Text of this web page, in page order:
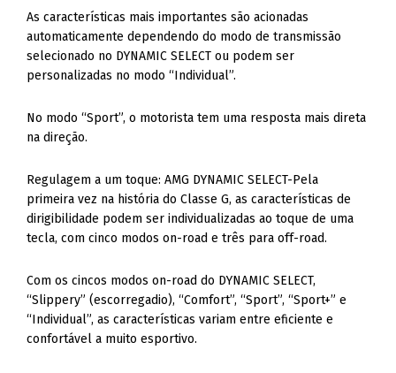
As características mais importantes são acionadas
automaticamente dependendo do modo de transmissão
selecionado no DYNAMIC SELECT ou podem ser
personalizadas no modo “Individual”.
No modo “Sport”, o motorista tem uma resposta mais direta
na direção.
Regulagem a um toque: AMG DYNAMIC SELECT-Pela
primeira vez na história do Classe G, as características de
dirigibilidade podem ser individualizadas ao toque de uma
tecla, com cinco modos on-road e três para off-road.
Com os cincos modos on-road do DYNAMIC SELECT,
“Slippery” (escorregadio), “Comfort”, “Sport”, “Sport+” e
“Individual”, as características variam entre eficiente e
confortável a muito esportivo.